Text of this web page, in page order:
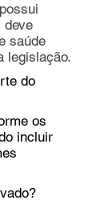
deve
saúde
legislação.
do
os
incluir